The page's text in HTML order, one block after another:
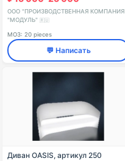
ООО "ПРОИЗВОДСТВЕННАЯ КОМПАНИЯ
"МОДУЛЬ"
🇷🇺
МОЗ: 20 pieces
💬 Написать
Диван OASIS, артикул 250